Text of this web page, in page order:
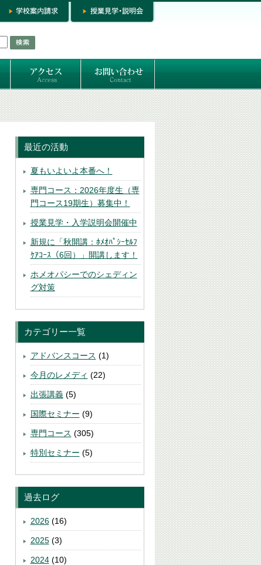
お問い合わせ
専門コースお問い合わせ
専門コース入学お申し込み
個人セッション
最近の活動
夏もいよいよ本番へ！
専門コース：2026年度生（専
門コース19期生）募集中！
授業見学・入学説明会開催中
新規に「秋開講：ﾎﾒｵﾊﾟｼｰｾﾙﾌ
ｹｱｺｰｽ（6回）」開講します！
ホメオパシーでのシェディン
グ対策
カテゴリー一覧
アドバンスコース (1)
今月のレメディ (22)
出張講義(5)
国際セミナー (9)
専門コース (305)
特別セミナー (5)
過去ログ
2026(16)
2025(3)
2024(10)